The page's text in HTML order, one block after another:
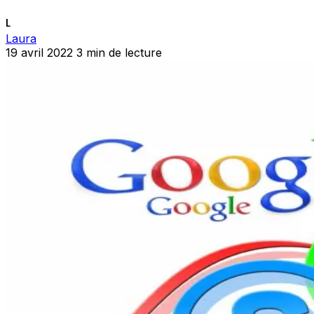
L
Laura
19 avril 2022 3 min de lecture